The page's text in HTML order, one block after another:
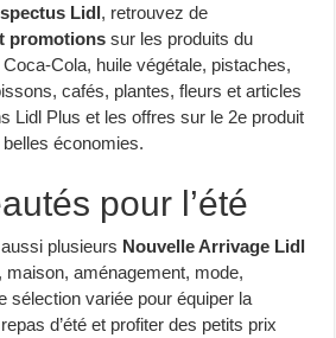
Lidl, retrouvez de
promotions sur les produits du
Cola, huile végétale, pistaches,
cafés, plantes, fleurs et articles
Lidl Plus et les offres sur le 2e produit
économies.
pour l’été
plusieurs Nouvelle Arrivage Lidl
aménagement, mode,
sélection variée pour équiper la
d’été et profiter des petits prix